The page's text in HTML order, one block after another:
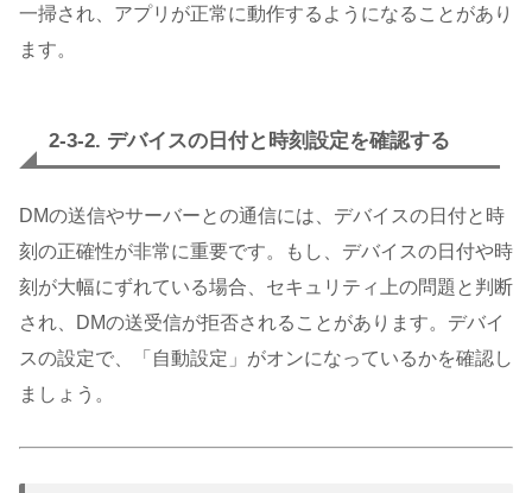
一掃され、アプリが正常に動作するようになることがあり
ます。
2-3-2. デバイスの日付と時刻設定を確認する
DMの送信やサーバーとの通信には、デバイスの日付と時
刻の正確性が非常に重要です。もし、デバイスの日付や時
刻が大幅にずれている場合、セキュリティ上の問題と判断
され、DMの送受信が拒否されることがあります。デバイ
スの設定で、「自動設定」がオンになっているかを確認し
ましょう。